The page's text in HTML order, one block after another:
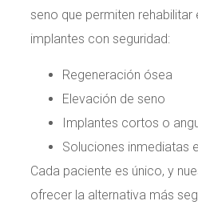
seno que permiten
implantes con seguridad:
Regeneración ósea
Elevación de seno
Implantes cortos o
Soluciones inmediatas
Cada paciente es único, y
ofrecer la alternativa más